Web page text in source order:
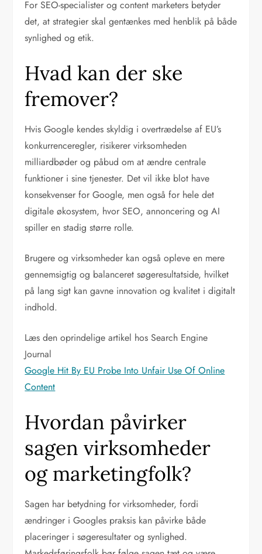
For SEO-specialister og content marketers betyder
det, at strategier skal gentænkes med henblik på både
synlighed og etik.
Hvad kan der ske
fremover?
Hvis Google kendes skyldig i overtrædelse af EU’s
konkurrenceregler, risikerer virksomheden
milliardbøder og påbud om at ændre centrale
funktioner i sine tjenester. Det vil ikke blot have
konsekvenser for Google, men også for hele det
digitale økosystem, hvor SEO, annoncering og AI
spiller en stadig større rolle.
Brugere og virksomheder kan også opleve en mere
gennemsigtig og balanceret søgeresultatside, hvilket
på lang sigt kan gavne innovation og kvalitet i digitalt
indhold.
Læs den oprindelige artikel hos Search Engine
Journal
Google Hit By EU Probe Into Unfair Use Of Online
Content
Hvordan påvirker
sagen virksomheder
og marketingfolk?
Sagen har betydning for virksomheder, fordi
ændringer i Googles praksis kan påvirke både
placeringer i søgeresultater og synlighed.